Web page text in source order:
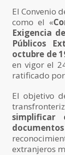
El Convenio
como el «
Exigencia
Públicos
octubre de
en vigor el
ratificado
El objetivo
simplificar
documentos
extranjeros